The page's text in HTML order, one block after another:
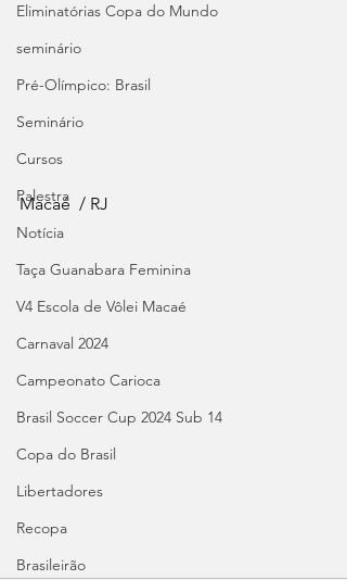
Eliminatórias Copa do Mundo
seminário
Pré-Olímpico: Brasil
Seminário
Cursos
Palestra
Notícia
Taça Guanabara Feminina
V4 Escola de Vôlei Macaé
Carnaval 2024
Campeonato Carioca
Brasil Soccer Cup 2024 Sub 14
Copa do Brasil
Libertadores
Recopa
Brasileirão
Macaé  / RJ